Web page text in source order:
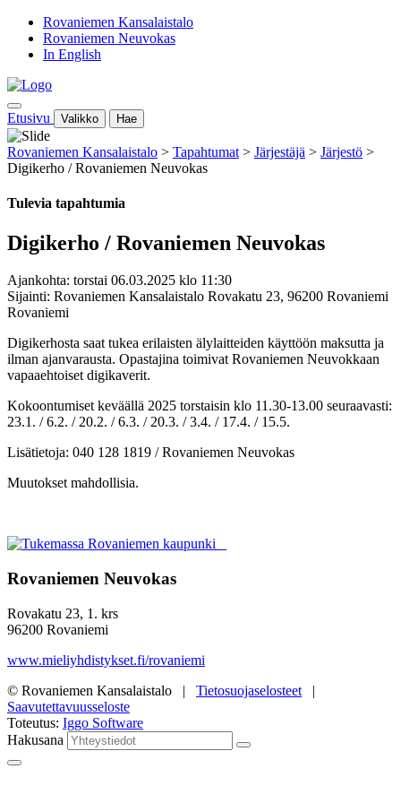
Rovaniemen Kansalaistalo
Rovaniemen Neuvokas
In English
Etusivu Valikko Hae
Rovaniemen Kansalaistalo > Tapahtumat > Järjestäjä > Järjestö >
Digikerho / Rovaniemen Neuvokas
Tulevia tapahtumia
Digikerho / Rovaniemen Neuvokas
Ajankohta: torstai 06.03.2025 klo 11:30
Sijainti: Rovaniemen Kansalaistalo Rovakatu 23, 96200 Rovaniemi
Rovaniemi
Digikerhosta saat tukea erilaisten älylaitteiden käyttöön maksutta ja
ilman ajanvarausta. Opastajina toimivat Rovaniemen Neuvokkaan
vapaaehtoiset digikaverit.
Kokoontumiset keväällä 2025 torstaisin klo 11.30-13.00 seuraavasti:
23.1. / 6.2. / 20.2. / 6.3. / 20.3. / 3.4. / 17.4. / 15.5.
Lisätietoja: 040 128 1819 / Rovaniemen Neuvokas
Muutokset mahdollisia.
Rovaniemen Neuvokas
Rovakatu 23, 1. krs
96200 Rovaniemi
www.mieliyhdistykset.fi/rovaniemi
© Rovaniemen Kansalaistalo | Tietosuojaselosteet |
Saavutettavuusseloste
Toteutus: Iggo Software
Hakusana